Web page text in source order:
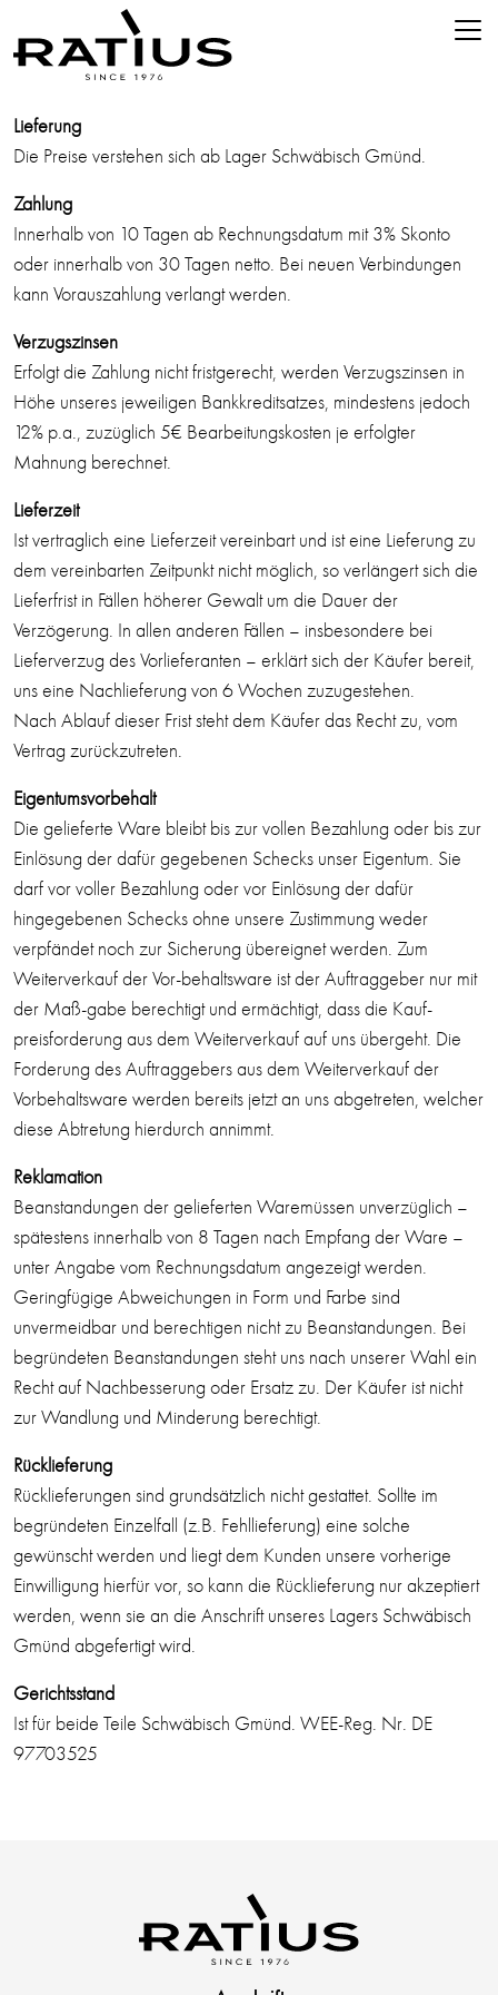
AGB
Lieferung
Die Preise verstehen sich ab Lager Schwäbisch Gmünd.
Zahlung
Innerhalb von 10 Tagen ab Rechnungsdatum mit 3% Skonto
oder innerhalb von 30 Tagen netto. Bei neuen Verbindungen
kann Vorauszahlung verlangt werden.
Verzugszinsen
Erfolgt die Zahlung nicht fristgerecht, werden Verzugszinsen in
Höhe unseres jeweiligen Bankkreditsatzes, mindestens jedoch
12% p.a., zuzüglich 5€ Bearbeitungskosten je erfolgter
Mahnung berechnet.
Lieferzeit
Ist vertraglich eine Lieferzeit vereinbart und ist eine Lieferung zu
dem vereinbarten Zeitpunkt nicht möglich, so verlängert sich die
Lieferfrist in Fällen höherer Gewalt um die Dauer der
Verzögerung. In allen anderen Fällen – insbesondere bei
Lieferverzug des Vorlieferanten – erklärt sich der Käufer bereit,
uns eine Nachlieferung von 6 Wochen zuzugestehen.
Nach Ablauf dieser Frist steht dem Käufer das Recht zu, vom
Vertrag zurückzutreten.
Eigentumsvorbehalt
Die gelieferte Ware bleibt bis zur vollen Bezahlung oder bis zur
Einlösung der dafür gegebenen Schecks unser Eigentum. Sie
darf vor voller Bezahlung oder vor Einlösung der dafür
hingegebenen Schecks ohne unsere Zustimmung weder
verpfändet noch zur Sicherung übereignet werden. Zum
Weiterverkauf der Vor-behaltsware ist der Auftraggeber nur mit
der Maß-gabe berechtigt und ermächtigt, dass die Kauf-
preisforderung aus dem Weiterverkauf auf uns übergeht. Die
Forderung des Auftraggebers aus dem Weiterverkauf der
Vorbehaltsware werden bereits jetzt an uns abgetreten, welcher
diese Abtretung hierdurch annimmt.
Reklamation
Beanstandungen der gelieferten Waremüssen unverzüglich –
spätestens innerhalb von 8 Tagen nach Empfang der Ware –
unter Angabe vom Rechnungsdatum angezeigt werden.
Geringfügige Abweichungen in Form und Farbe sind
unvermeidbar und berechtigen nicht zu Beanstandungen. Bei
begründeten Beanstandungen steht uns nach unserer Wahl ein
Recht auf Nachbesserung oder Ersatz zu. Der Käufer ist nicht
zur Wandlung und Minderung berechtigt.
Rücklieferung
Rücklieferungen sind grundsätzlich nicht gestattet. Sollte im
begründeten Einzelfall (z.B. Fehllieferung) eine solche
gewünscht werden und liegt dem Kunden unsere vorherige
Einwilligung hierfür vor, so kann die Rücklieferung nur akzeptiert
werden, wenn sie an die Anschrift unseres Lagers Schwäbisch
Gmünd abgefertigt wird.
Gerichtsstand
Ist für beide Teile Schwäbisch Gmünd. WEE-Reg. Nr. DE
97703525